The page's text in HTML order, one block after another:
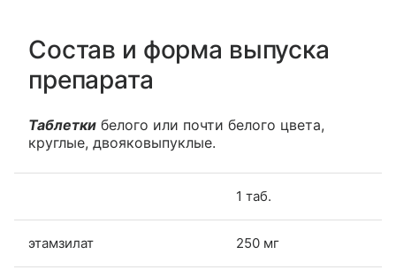
Состав и форма выпуска
препарата
Таблетки белого или почти белого цвета,
круглые, двояковыпуклые.
1 таб.
этамзилат 250 мг